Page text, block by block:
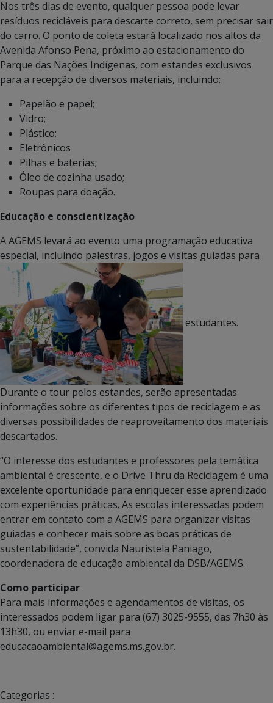
Nos três dias de evento, qualquer pessoa pode levar
resíduos recicláveis para descarte correto, sem precisar sair
do carro. O ponto de coleta estará localizado nos altos da
Avenida Afonso Pena, próximo ao estacionamento do
Parque das Nações Indígenas, com estandes exclusivos
para a recepção de diversos materiais, incluindo:
Papelão e papel;
Vidro;
Plástico;
Eletrônicos
Pilhas e baterias;
Óleo de cozinha usado;
Roupas para doação.
Educação e conscientização
A AGEMS levará ao evento uma programação educativa
especial, incluindo palestras, jogos e visitas guiadas para
estudantes.
Durante o tour pelos estandes, serão apresentadas
informações sobre os diferentes tipos de reciclagem e as
diversas possibilidades de reaproveitamento dos materiais
descartados.
“O interesse dos estudantes e professores pela temática
ambiental é crescente, e o Drive Thru da Reciclagem é uma
excelente oportunidade para enriquecer esse aprendizado
com experiências práticas. As escolas interessadas podem
entrar em contato com a AGEMS para organizar visitas
guiadas e conhecer mais sobre as boas práticas de
sustentabilidade”, convida Nauristela Paniago,
coordenadora de educação ambiental da DSB/AGEMS.
Como participar
Para mais informações e agendamentos de visitas, os
interessados podem ligar para (67) 3025-9555, das 7h30 às
13h30, ou enviar e-mail para
educacaoambiental@agems.ms.gov.br.
Categorias :